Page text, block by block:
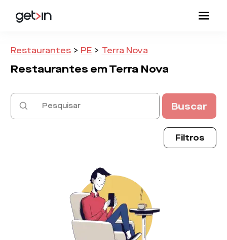
Restaurantes > PE > Terra Nova
Restaurantes emTerra Nova
Buscar
Filtros